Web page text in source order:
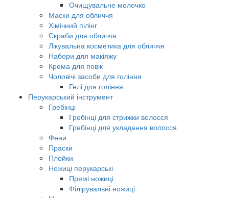
Очищувальне молочко
Маски для обличчя
Хімічний пілінг
Скраби для обличчя
Лікувальна косметика для обличчя
Набори для макіяжу
Крема для повік
Чоловічі засоби для гоління
Гелі для гоління
Перукарський інструмент
Гребінці
Гребінці для стрижки волосся
Гребінці для укладання волосся
Фени
Праски
Плойки
Ножиці перукарські
Прямі ножиці
Філірувальні ножиці